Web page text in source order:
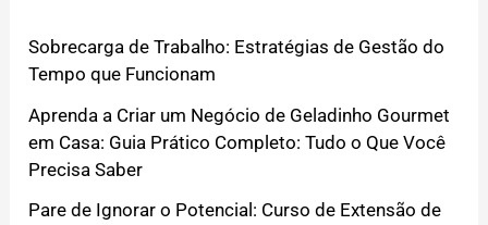
Sobrecarga de Trabalho: Estratégias de Gestão do
Tempo que Funcionam
Aprenda a Criar um Negócio de Geladinho Gourmet
em Casa: Guia Prático Completo: Tudo o Que Você
Precisa Saber
Pare de Ignorar o Potencial: Curso de Extensão de